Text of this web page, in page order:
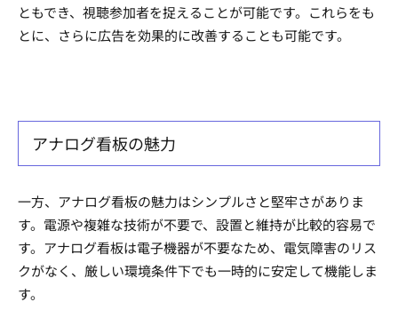
ともでき、視聴参加者を捉えることが可能です。これらをも
とに、さらに広告を効果的に改善することも可能です。
アナログ看板の魅力
一方、アナログ看板の魅力はシンプルさと堅牢さがありま
す。電源や複雑な技術が不要で、設置と維持が比較的容易で
す。アナログ看板は電子機器が不要なため、電気障害のリス
クがなく、厳しい環境条件下でも一時的に安定して機能しま
す。